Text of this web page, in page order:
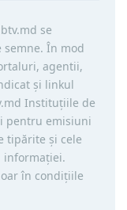
se
semne. În mod
agentii,
şi linkul
Instituţiile de
pentru emisiuni
tipărite și cele
informaţiei.
în condiţiile